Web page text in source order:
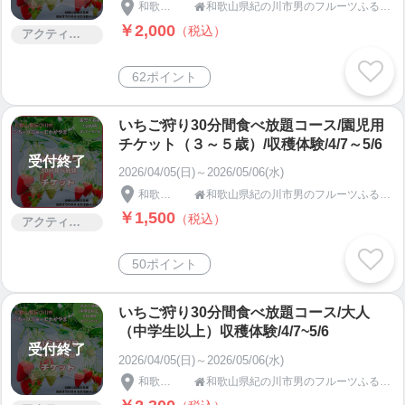
アクティビティー
和歌山県  和歌山県紀の川市男のフルーツふるーつふぁーむわかやま
￥2,000 （税込）
62ポイント
受付終了
アクティビティー
いちご狩り30分間食べ放題コース/園児用
チケット（３～５歳）/収穫体験/4/7～5/6
2026/04/05(日)～2026/05/06(水)

￥1,500 （税込）
50ポイント
受付終了
いちご狩り30分間食べ放題コース/大人
（中学生以上）収穫体験/4/7~5/6
2026/04/05(日)～2026/05/06(水)
和歌山県  和歌山県紀の川市男のフルーツふるーつふぁーむわかやま